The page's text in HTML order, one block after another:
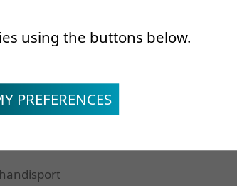
par la Médecine du sport
Bachelard
using the buttons below.
PREFERENCES